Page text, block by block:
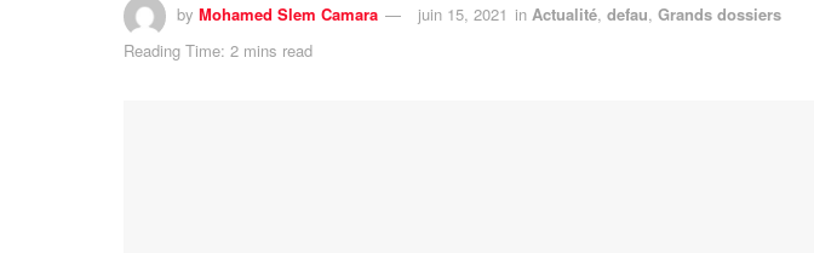
by Mohamed Slem Camara juin 15, 2021 in Actualité, defau, Grands dossiers
Reading Time: 2 mins read